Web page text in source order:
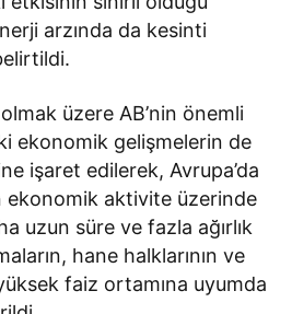
arzında da kesinti
üzere AB’nin önemli
ekonomik gelişmelerin de
işaret edilerek, Avrupa’da
ekonomik aktivite üzerinde
uzun süre ve fazla ağırlık
hane halklarının ve
faiz ortamına uyumda